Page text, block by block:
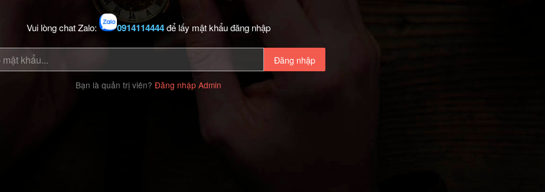
Vui lòng chat Zalo: 0914114444để lấy mật khẩu đăng nhập
Đăng nhập
Bạn là quản trị viên? Đăng nhập Admin